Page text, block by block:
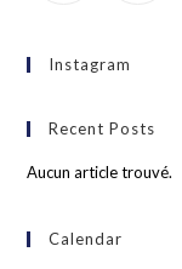
Instagram
Recent Posts
Aucun article trouvé.
Calendar